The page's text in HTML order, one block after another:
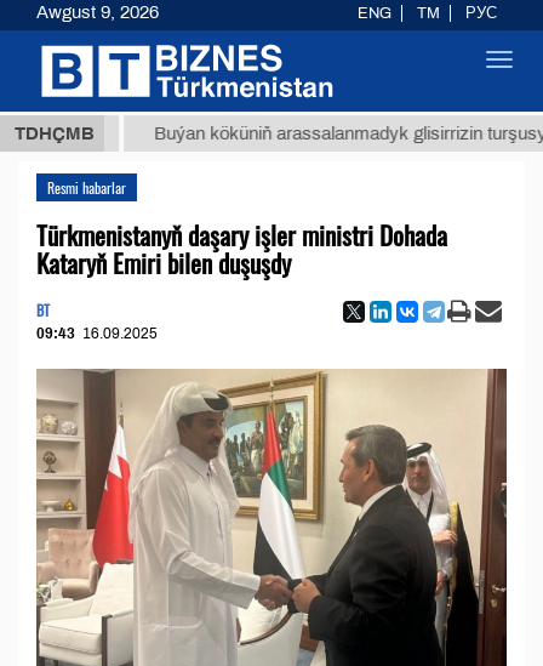
TDHÇMB Buýan köküniň arassalanmadyk glisirrizin turşusy (t.)
Resmi habarlar
Türkmenistanyň daşary işler ministri Dohada
Kataryň Emiri bilen duşuşdy
BT
09:43 16.09.2025
Awgust 9, 2026 ENG TM РУС